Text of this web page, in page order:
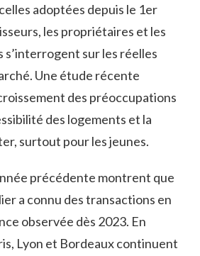
adoptées depuis le 1er
les propriétaires et les
sur les réelles
Une étude récente
des préoccupations
des logements et la
surtout pour les jeunes.
précédente montrent que
a connu des transactions en
observée dès 2023. En
Lyon et Bordeaux continuent